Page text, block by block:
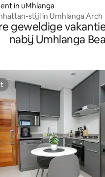
in uMhlanga
stijl in Umhlanga Arch
geweldige
nabij Umhlanga